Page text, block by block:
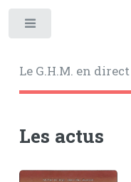
Le G.H.M. en direct
Les actus